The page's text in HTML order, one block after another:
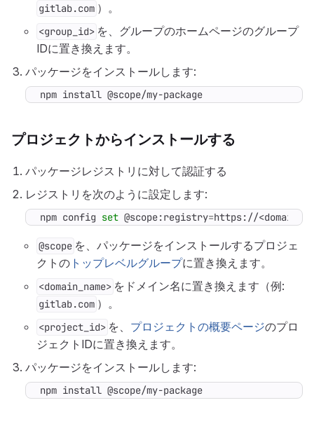
gitlab.com ）。
<group_id> を、グループのホームページのグループ
IDに置き換えます。
パッケージをインストールします:
npm install @scope/my-package
プロジェクトからインストールする
パッケージレジストリに対して認証する
レジストリを次のように設定します:
npm config set @scope:registry=https://
@scope を、パッケージをインストールするプロジェ
クトの トップレベルグループに置き換えます。
<domain_name> をドメイン名に置き換えます（例:
gitlab.com ）。
<project_id> を、 プロジェクトの概要ページのプロ
ジェクトIDに置き換えます。
パッケージをインストールします:
npm install @scope/my-package